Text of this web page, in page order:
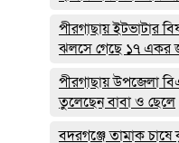
পীরগাছায় ইটভাটার
ঝলসে গেছে ১৭ একর
পীরগাছায় উপজেলা
তুলেছেন বাবা ও ছেলে
বদরগঞ্জে তামাক